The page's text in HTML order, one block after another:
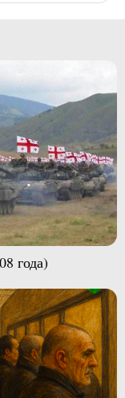
года)